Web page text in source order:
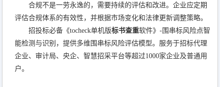
合规不是一劳永逸的，需要持续的评估和改进。企业应定期
评估合规体系的有效性，并根据市场变化和法律更新调整策略。
招投标必备《tocheck单机版标书查重软件》-围串标风险点智
能检测与识别，提供多维围串标风险评估模型。服务于招标代理
企业、审计局、央企、智慧招采平台等超过1000家企业及普通用
户。